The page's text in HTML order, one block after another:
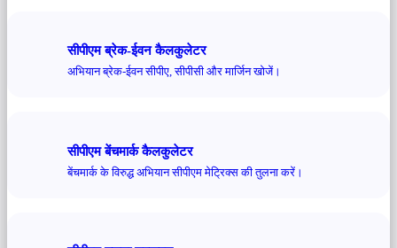
सीपीएम ब्रेक-ईवन कैलकुलेटर
अभियान ब्रेक-ईवन सीपीए, सीपीसी और मार्जिन खोजें।
सीपीएम बेंचमार्क कैलकुलेटर
बेंचमार्क के विरुद्ध अभियान सीपीएम मेट्रिक्स की तुलना करें।